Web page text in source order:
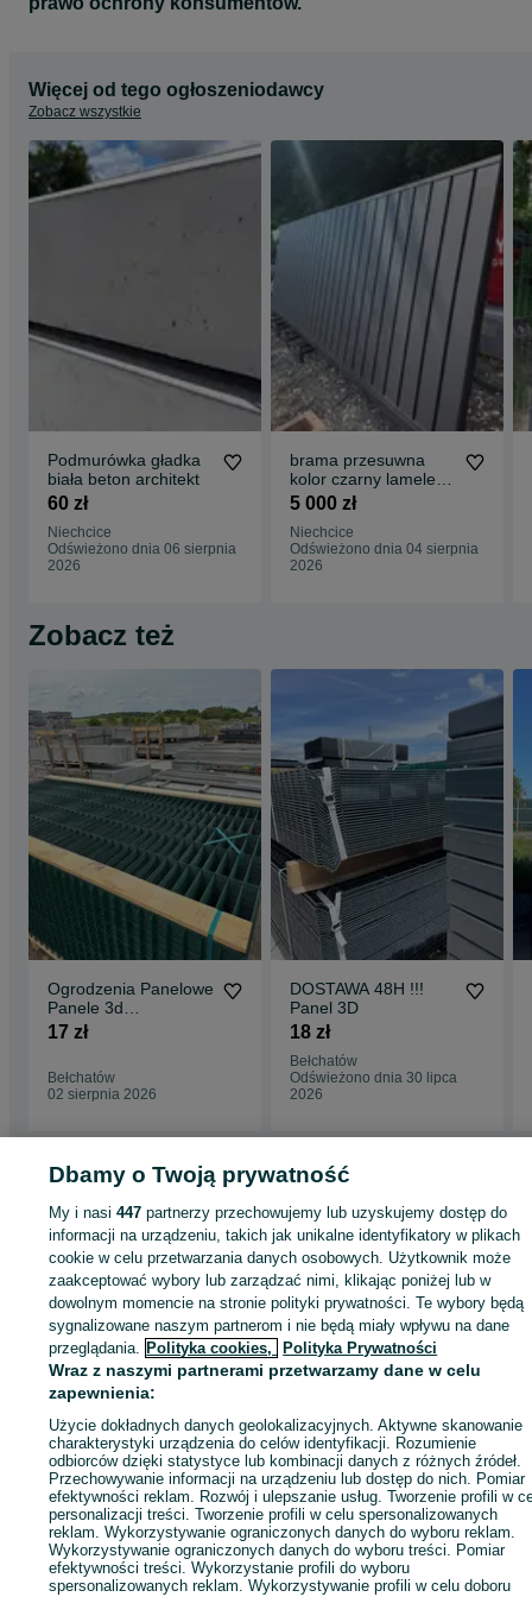
Więcej od tego ogłoszeniodawcy
Zobacz wszystkie
Podmurówka gładka
biała beton architekt
60 zł
Niechcice
Odświeżono dnia 06 sierpnia
2026
brama przesuwna
kolor czarny lamele
wym 4920x1635
5 000 zł
Niechcice
Odświeżono dnia 04 sierpnia
2026
Zobacz też
Ogrodzenia Panelowe
Panele 3d
Ogrodzenie
17 zł
Bełchatów
02 sierpnia 2026
DOSTAWA 48H !!!
Panel 3D
18 zł
Bełchatów
Odświeżono dnia 30 lipca
2026
ogrodzeniowe
Siatki i panele ogrodzeniowe - Łódzkie
Siatki i panele
ogrodzeniowe - Kleszczów
KATEGORIA
ID:464144753 Wyświetlenia:
Zadzwoń / SMS Wyślij wiadomość
Dbamy o Twoją prywatność
My i nasi447 partnerzy przechowujemy lub uzyskujemy dostęp do
informacji na urządzeniu, takich jak unikalne identyfikatory w plikach
cookie w celu przetwarzania danych osobowych. Użytkownik może
zaakceptować wybory lub zarządzać nimi, klikając poniżej lub w
dowolnym momencie na stronie polityki prywatności. Te wybory będą
sygnalizowane naszym partnerom i nie będą miały wpływu na dane
przeglądania. Polityka cookies, Polityka Prywatności
Wraz z naszymi partnerami przetwarzamy dane w celu
zapewnienia:
Użycie dokładnych danych geolokalizacyjnych. Aktywne skanowanie
charakterystyki urządzenia do celów identyfikacji. Rozumienie
odbiorców dzięki statystyce lub kombinacji danych z różnych źródeł.
Przechowywanie informacji na urządzeniu lub dostęp do nich. Pomiar
efektywności reklam. Rozwój i ulepszanie usług. Tworzenie profili w
personalizacji treści. Tworzenie profili w celu spersonalizowanych
reklam. Wykorzystywanie ograniczonych danych do wyboru reklam.
Wykorzystywanie ograniczonych danych do wyboru treści. Pomiar
efektywności treści. Wykorzystanie profili do wyboru
spersonalizowanych reklam. Wykorzystywanie profili w celu doboru